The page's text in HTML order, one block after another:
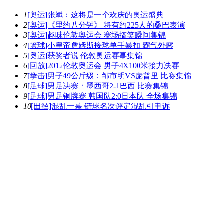
1[奥运]张斌：这将是一个欢庆的奥运盛典
2[奥运]《里约八分钟》 将有约225人的桑巴表演
3[奥运]趣味伦敦奥运会 赛场搞笑瞬间集锦
4[篮球]小皇帝詹姆斯接球单手暴扣 霸气外露
5[奥运]获奖者说 伦敦奥运赛事集锦
6[回放]2012伦敦奥运会 男子4X100米接力决赛
7[拳击]男子49公斤级：邹市明VS庞普里 比赛集锦
8[足球]男足决赛：墨西哥2-1巴西 比赛集锦
9[足球]男足铜牌赛 韩国队2:0日本队 全场集锦
10[田径]混乱一幕 链球名次评定混乱引申诉